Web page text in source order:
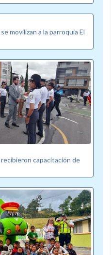
movilizan a la parroquia El
capacitación de